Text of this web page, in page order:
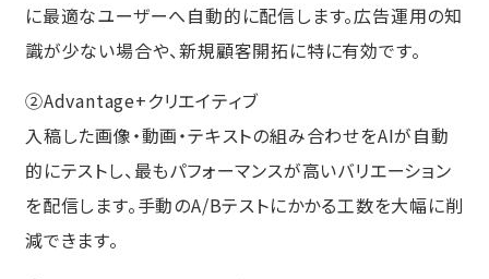
に最適なユーザーへ自動的に配信します。広告運用の知
識が少ない場合や、新規顧客開拓に特に有効です。
②Advantage+クリエイティブ
入稿した画像・動画・テキストの組み合わせをAIが自動
的にテストし、最もパフォーマンスが高いバリエーション
を配信します。手動のA/Bテストにかかる工数を大幅に削
減できます。